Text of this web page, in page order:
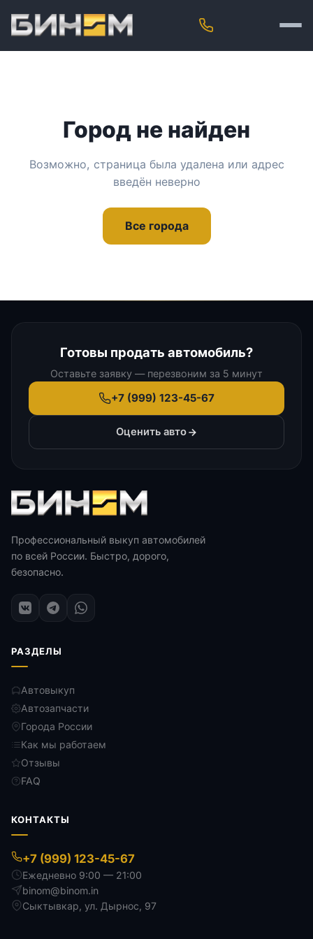
Город не найден
Возможно, страница была удалена или адрес
введён неверно
Все города
Готовы продать автомобиль?
Оставьте заявку — перезвоним за 5 минут
+7 (999) 123-45-67
Оценить авто
Профессиональный выкуп автомобилей
по всей России. Быстро, дорого,
безопасно.
РАЗДЕЛЫ
Автовыкуп
Автозапчасти
Города России
Как мы работаем
Отзывы
FAQ
КОНТАКТЫ
+7 (999) 123-45-67
Ежедневно 9:00 — 21:00
binom@binom.in
Сыктывкар, ул. Дырнос, 97